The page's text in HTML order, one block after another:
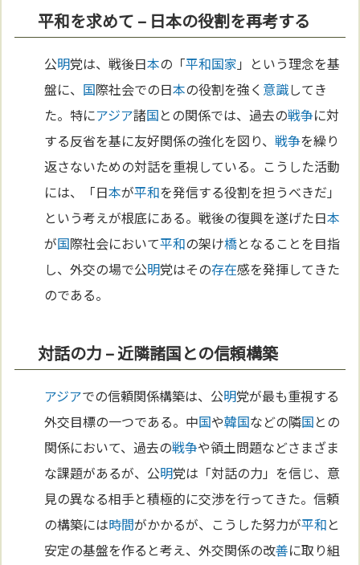
平和を求めて – 日本の役割を再考する
公明党は、戦後日本の「平和国家 」という理念を基
盤に、 国際社会での日本の役割を強く 意識してき
た。特にアジア諸国との関係では、過去の戦争に対
する反省を基に友好関係の強化を図り、戦争を繰り
返さないための対話を重視している。こうした活動
には、「日本が平和を発信する役割を担うべきだ」
という考えが根底にある。戦後の復興を遂げた日本
が国際社会において平和の架け橋となることを目指
し、外交の場で公明党はその存在感を発揮してきた
のである。
対話の力 – 近隣諸国との信頼構築
アジアでの信頼関係構築は、公明党が最も重視する
外交目標の一つである。中国や韓国などの隣国との
関係において、過去の戦争や領土問題などさまざま
な課題があるが、公明党は「対話の力」を信じ、意
見の異なる相手と積極的に交渉を行ってきた。信頼
の構築には時間がかかるが、こうした努力が平和と
安定の基盤を作ると考え、外交関係の改善に取り組